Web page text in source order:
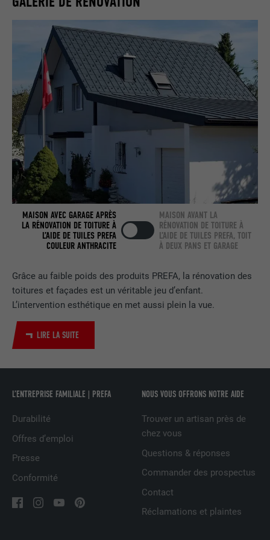
Grâce au faible poids des produits PREFA, la rénovation des
toitures et façades est un véritable jeu d’enfant.
L’intervention esthétique en met aussi plein la vue.
LIRE LA SUITE
MAISON AVEC GARAGE APRÈS
LA RÉNOVATION DE TOITURE À
L’AIDE DE TUILES PREFA
COULEUR ANTHRACITE
MAISON AVANT LA
RÉNOVATION DE TOITURE À
L’AIDE DE TUILES PREFA, TOIT
À DEUX PANS ET GARAGE
L’ENTREPRISE FAMILIALE | PREFA
Durabilité
Offres d’emploi
Presse
Conformité
NOUS VOUS OFFRONS NOTRE AIDE
Trouver un artisan près de
chez vous
Questions & réponses
Commander des prospectus
Contact
Réclamations et plaintes
UTILITÉ
Utilisé par LinkedIn lorsqu'un site
Internet contient une fenêtre « Suivez-
nous » intégrée.
NOM bcookie
FOURNISSEUR LinkedIn
2 ans
UTILITÉ
Utilisé par le service de réseau social
LinkedIn pour suivre l'utilisation de
services intégrés.
NOM bscookie
FOURNISSEUR LinkedIn
EXPIRATION 2 ans
Utilisé par le service de réseau social
NOM UserMatchHistory
FOURNISSEUR LinkedIn
EXPIRATION
UTILITÉ
Est utilisé pour suivre l'utilisateur sur
la publicité adaptée aux préférences de